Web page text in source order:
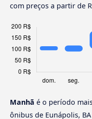
com preços a partir de
Manhã é o período
ônibus de Eunápolis,